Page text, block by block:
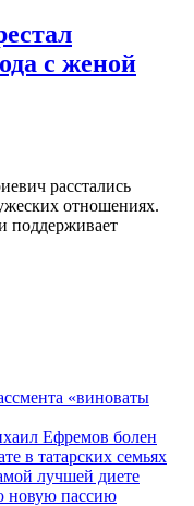
с женой
расстались
отношениях.
поддерживает
«виноваты
Ефремов болен
в татарских семьях
лучшей диете
новую пассию